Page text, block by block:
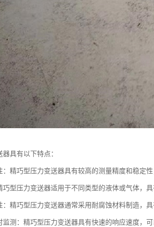
具有以下特点：
：精巧型压力变送器具有较高的测量精度和稳定
巧型压力变送器适用于不同类型的液体或气体，
：精巧型压力变送器通常采用耐腐蚀材料制造，
监测：精巧型压力变送器具有快速的响应速度，